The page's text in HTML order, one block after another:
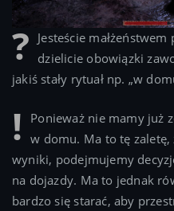
Jesteście
dzielicie obowiązki
jakiś stały rytuał np. „w
Ponieważ nie mamy już
w domu. Ma to tę
wyniki, podejmujemy
na dojazdy. Ma to jednak
bardzo się starać, aby